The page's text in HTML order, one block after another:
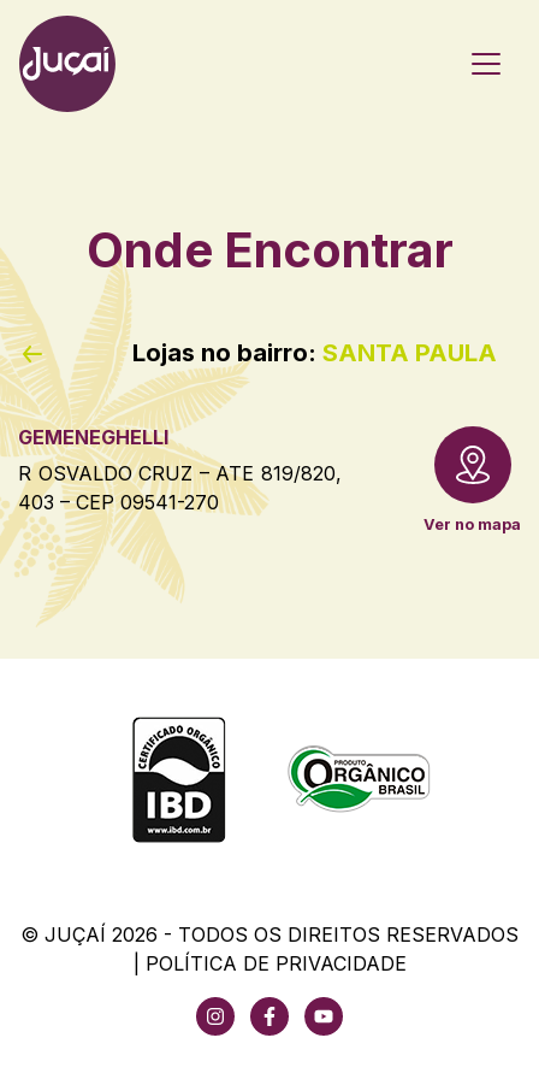
Main Navigation
Onde Encontrar
Lojas no bairro: SANTA PAULA
GEMENEGHELLI
R OSVALDO CRUZ – ATE 819/820,
403 – CEP 09541-270
Ver no mapa
© JUÇAÍ 2026 - TODOS OS DIREITOS RESERVADOS
POLÍTICA DE PRIVACIDADE